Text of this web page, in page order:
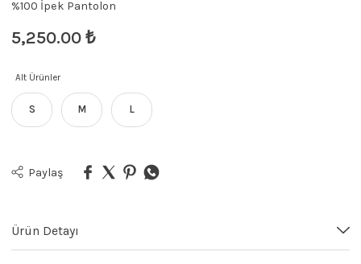
%100 İpek Pantolon
5,250.00 ₺
Alt Ürünler
S M L
Paylaş
Ürün Detayı